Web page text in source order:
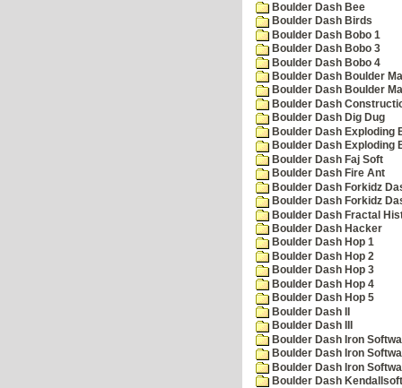
Boulder Dash Bee
Boulder Dash Birds
Boulder Dash Bobo 1
Boulder Dash Bobo 3
Boulder Dash Bobo 4
Boulder Dash Boulder
Boulder Dash Boulder
Boulder Dash
Boulder Dash Dig Dug
Boulder Dash Exploding
Boulder Dash Exploding
Boulder Dash Faj Soft
Boulder Dash Fire Ant
Boulder Dash Forkidz
Boulder Dash Forkidz
Boulder Dash Fractal
Boulder Dash Hacker
Boulder Dash Hop 1
Boulder Dash Hop 2
Boulder Dash Hop 3
Boulder Dash Hop 4
Boulder Dash Hop 5
Boulder Dash II
Boulder Dash III
Boulder Dash Iron
Boulder Dash Iron
Boulder Dash Iron
Boulder Dash